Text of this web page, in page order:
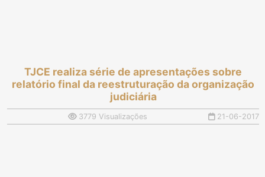
TJCE realiza série de apresentações sobre
relatório final da reestruturação da organização
judiciária
3779 Visualizações 21-06-2017